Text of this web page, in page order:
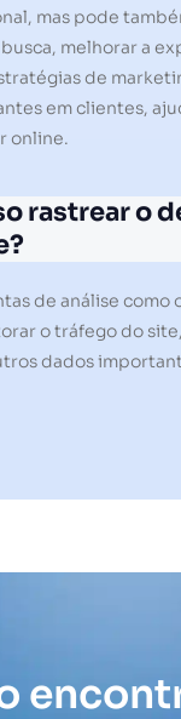
mas pode
melhorar a
de
em clientes,
online.
rastrear o
de análise como
o tráfego do
dados